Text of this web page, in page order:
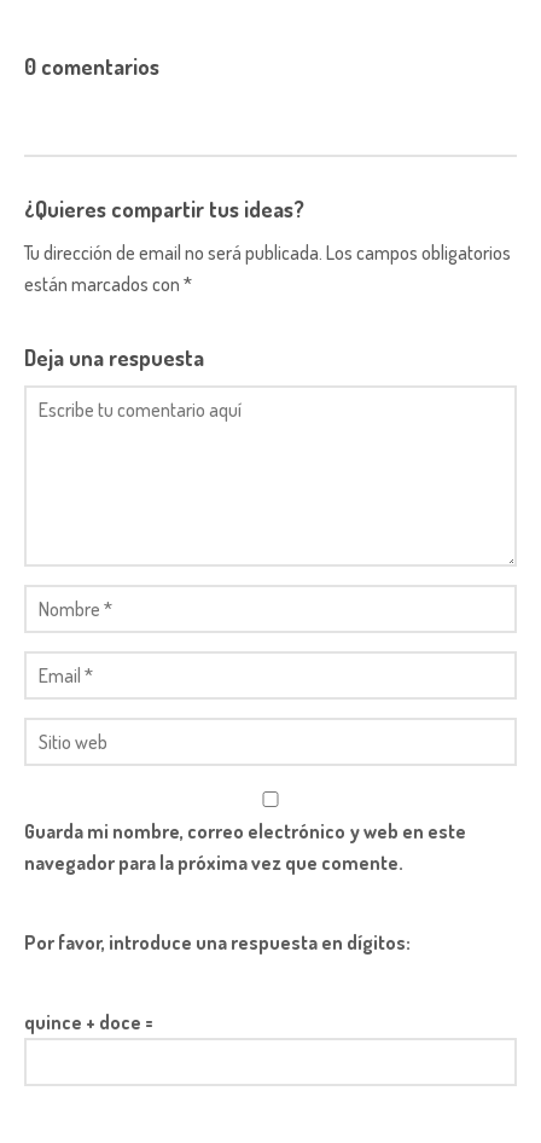
0 comentarios
¿Quieres compartir tus ideas?
Tu dirección de email no será publicada. Los campos obligatorios
están marcados con *
Deja una respuesta
Guarda mi nombre, correo electrónico y web en este
navegador para la próxima vez que comente.
Por favor, introduce una respuesta en dígitos:
quince + doce =